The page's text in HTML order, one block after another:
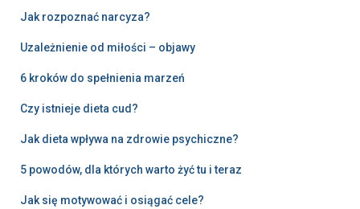
Jak rozpoznać narcyza?
Uzależnienie od miłości – objawy
6 kroków do spełnienia marzeń
Czy istnieje dieta cud?
Jak dieta wpływa na zdrowie psychiczne?
5 powodów, dla których warto żyć tu i teraz
Jak się motywować i osiągać cele?